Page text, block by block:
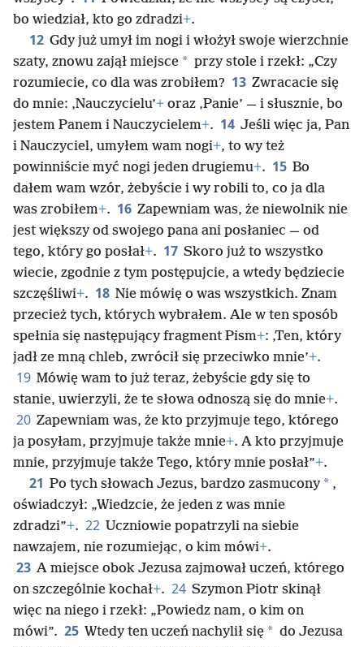
bo wiedział, kto go zdradzi+.
12 Gdy już umył im nogi i włożył swoje wierzchnie
szaty, znowu zajął miejsce * przy stole i rzekł: „Czy
rozumiecie, co dla was zrobiłem? 13 Zwracacie się
do mnie: ‚Nauczycielu’+ oraz ‚Panie’ — i słusznie, bo
jestem Panem i Nauczycielem+. 14 Jeśli więc ja, Pan
i Nauczyciel, umyłem wam nogi+, to wy też
powinniście myć nogi jeden drugiemu+. 15 Bo
dałem wam wzór, żebyście i wy robili to, co ja dla
was zrobiłem+. 16 Zapewniam was, że niewolnik nie
jest większy od swojego pana ani posłaniec — od
tego, który go posłał+. 17 Skoro już to wszystko
wiecie, zgodnie z tym postępujcie, a wtedy będziecie
szczęśliwi+. 18 Nie mówię o was wszystkich. Znam
przecież tych, których wybrałem. Ale w ten sposób
spełnia się następujący fragment Pism+: ‚Ten, który
jadł ze mną chleb, zwrócił się przeciwko mnie’+.
19 Mówię wam to już teraz, żebyście gdy się to
stanie, uwierzyli, że te słowa odnoszą się do mnie+.
20 Zapewniam was, że kto przyjmuje tego, którego
ja posyłam, przyjmuje także mnie+. A kto przyjmuje
mnie, przyjmuje także Tego, który mnie posłał”+.
21 Po tych słowach Jezus, bardzo zasmucony * ,
oświadczył: „Wiedzcie, że jeden z was mnie
zdradzi”+. 22 Uczniowie popatrzyli na siebie
nawzajem, nie rozumiejąc, o kim mówi+.
23 A miejsce obok Jezusa zajmował uczeń, którego
on szczególnie kochał+. 24 Szymon Piotr skinął
więc na niego i rzekł: „Powiedz nam, o kim on
mówi”. 25 Wtedy ten uczeń nachylił się * do Jezusa